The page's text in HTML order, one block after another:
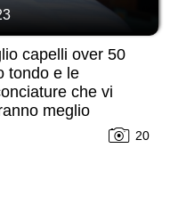
capelli over 50
tondo e le
che vi
meglio
20